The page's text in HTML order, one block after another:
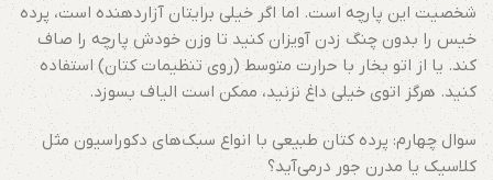
شخصیت این پارچه است. اما اگر خیلی برایتان آزاردهنده است، پرده
خیس را بدون چنگ زدن آویزان کنید تا وزن خودش پارچه را صاف
کند. یا از اتو بخار با حرارت متوسط (روی تنظیمات کتان) استفاده
کنید. هرگز اتوی خیلی داغ نزنید، ممکن است الیاف بسوزد.
سوال چهارم: پرده کتان طبیعی با انواع سبک‌های دکوراسیون مثل
کلاسیک یا مدرن جور درمی‌آید؟